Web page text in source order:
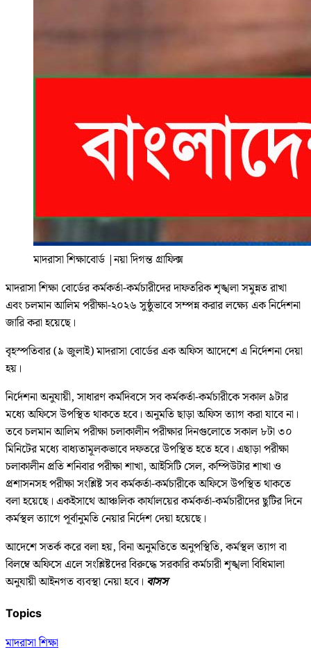
মাদরাসা শিক্ষাবোর্ড |নয়া দিগন্ত গ্রাফিক্স
মাদরাসা শিক্ষা বোর্ডের কর্মকর্তা-কর্মচারীদের দাফতরিক শৃঙ্খলা সমুন্নত রাখা
এবং চলমান আলিম পরীক্ষা-২০২৬ সুষ্ঠুভাবে সম্পন্ন করার লক্ষ্যে এক নির্দেশনা
জারি করা হয়েছে।
বৃহস্পতিবার (৯ জুলাই) মাদরাসা বোর্ডের এক অফিস আদেশে এ নির্দেশনা দেয়া
হয়।
নির্দেশনা অনুযায়ী, সাধারণ কর্মদিবসে সব কর্মকর্তা-কর্মচারীকে সকাল ৯টার
মধ্যে অফিসে উপস্থিত থাকতে হবে। অনুমতি ছাড়া অফিস ত্যাগ করা যাবে না।
তবে চলমান আলিম পরীক্ষা চলাকালীন পরীক্ষার দিনগুলোতে সকাল ৮টা ৩০
মিনিটের মধ্যে বাধ্যতামূলকভাবে দফতরে উপস্থিত হতে হবে। এছাড়া পরীক্ষা
চলাকালীন প্রতি শনিবার পরীক্ষা শাখা, আইসিটি সেল, কম্পিউটার শাখা ও
প্রশাসনসহ পরীক্ষা সংশ্লিষ্ট সব কর্মকর্তা-কর্মচারীকে অফিসে উপস্থিত থাকতে
বলা হয়েছে। একইসাথে আঞ্চলিক কার্যালয়ের কর্মকর্তা-কর্মচারীদের ছুটির দিনে
কর্মস্থল ত্যাগে পূর্বানুমতি নেয়ার নির্দেশ দেয়া হয়েছে।
আদেশে সতর্ক করে বলা হয়, বিনা অনুমতিতে অনুপস্থিতি, কর্মস্থল ত্যাগ বা
বিলম্বে অফিসে এলে সংশ্লিষ্টদের বিরুদ্ধে সরকারি কর্মচারী শৃঙ্খলা বিধিমালা
অনুযায়ী আইনগত ব্যবস্থা নেয়া হবে। বাসস
Topics
মাদরাসা শিক্ষা